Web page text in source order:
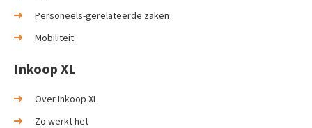
Personeels-gerelateerde zaken
Mobiliteit
Inkoop XL
Over Inkoop XL
Zo werkt het